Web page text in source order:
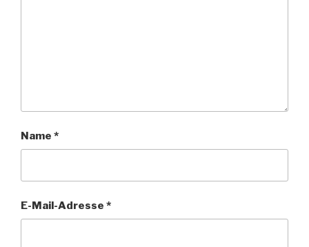
Name *
E-Mail-Adresse *